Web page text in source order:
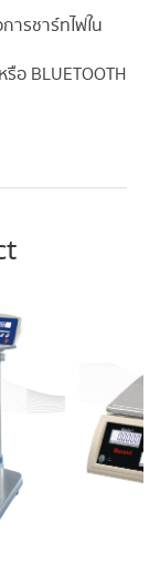
ารชาร์ทไฟใน
อ BLUETOOTH